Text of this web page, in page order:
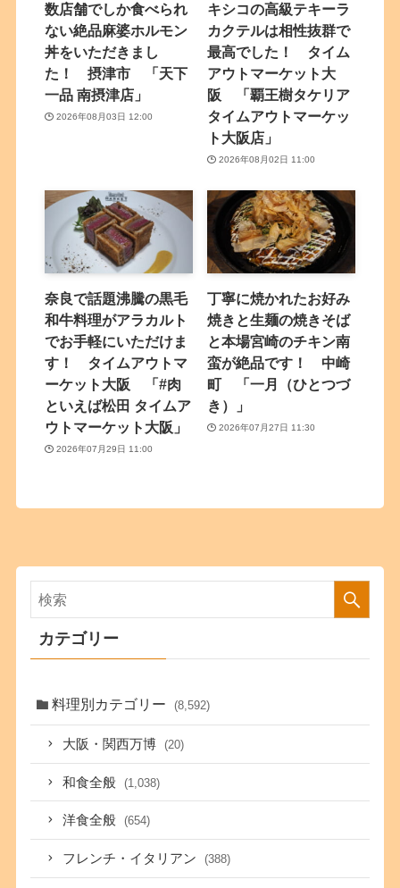
数店舗でしか食べられ
ない絶品麻婆ホルモン
丼をいただきまし
た！ 摂津市 「天下
一品 南摂津店」
2026年08月03日 12:00
キシコの高級テキーラ
カクテルは相性抜群で
最高でした！ タイム
アウトマーケット大
阪 「覇王樹タケリア
タイムアウトマーケッ
ト大阪店」
2026年08月02日 11:00
奈良で話題沸騰の黒毛
和牛料理がアラカルト
でお手軽にいただけま
す！ タイムアウトマ
ーケット大阪 「#肉
といえば松田 タイムア
ウトマーケット大阪」
2026年07月29日 11:00
丁寧に焼かれたお好み
焼きと生麺の焼きそば
と本場宮崎のチキン南
蛮が絶品です！ 中崎
町 「一月（ひとつづ
き）」
2026年07月27日 11:30
カテゴリー
料理別カテゴリー (8,592)
大阪・関西万博 (20)
和食全般 (1,038)
洋食全般 (654)
フレンチ・イタリアン (388)